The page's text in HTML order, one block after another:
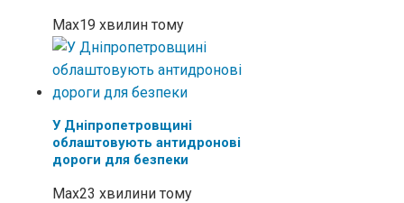
Max19 хвилин тому
У Дніпропетровщині
облаштовують антидронові
дороги для безпеки
Max23 хвилини тому